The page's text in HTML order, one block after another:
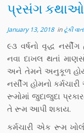
પ્રસંગ કથાઓ
January 13, 2018inટૂંકી
૯૩ વર્ષનો વૃદ્ધ
નવા દાખલ થતાં
અને તેમને અનુકૂળ હોય
નર્સીંગ હોમનો
રૂમોમાં જુદાજુદા
તે રૂમ આપી શકાય.
કર્મચારી એક રૂમ